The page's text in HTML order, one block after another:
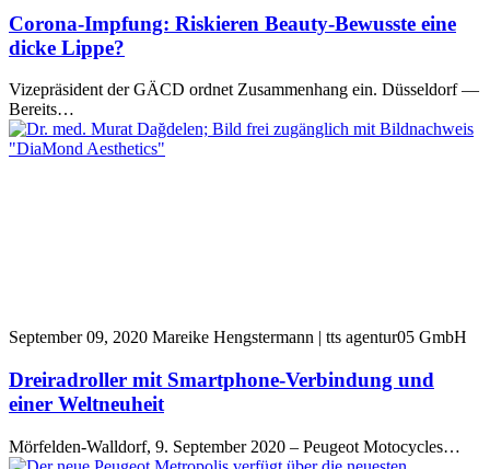
Corona-Impfung: Riskieren Beauty-Bewusste eine
dicke Lippe?
Vizepräsident der GÄCD ordnet Zusammenhang ein. Düsseldorf —
Bereits…
September 09, 2020 Mareike Hengstermann | tts agentur05 GmbH
Dreiradroller mit Smartphone-Verbindung und
einer Weltneuheit
Mörfelden-Walldorf, 9. September 2020 – Peugeot Motocycles…